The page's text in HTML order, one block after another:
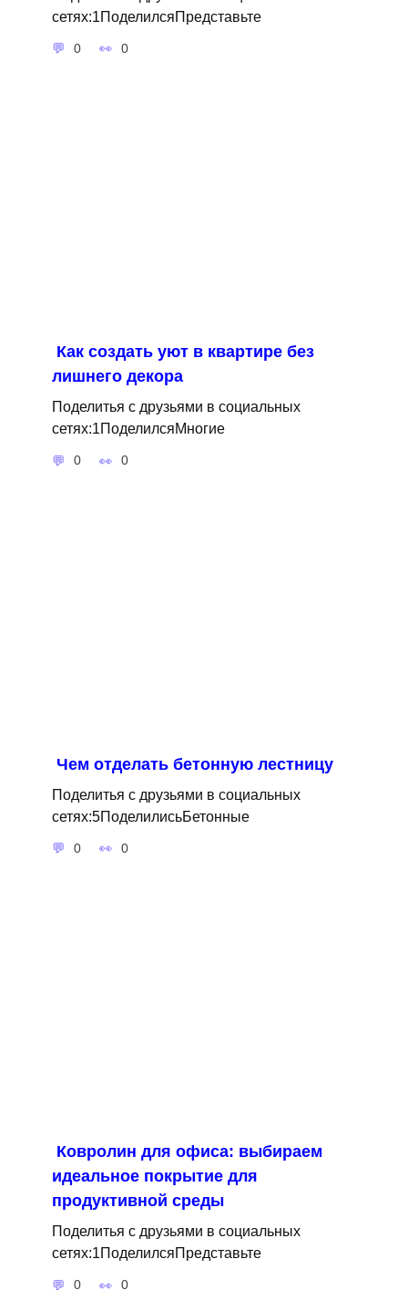
сетях:1ПоделилсяПредставьте
0 0
Как создать уют в квартире без
лишнего декора
Поделитья с друзьями в социальных
сетях:1ПоделилсяМногие
0 0
Чем отделать бетонную лестницу
Поделитья с друзьями в социальных
сетях:5ПоделилисьБетонные
0 0
Ковролин для офиса: выбираем
идеальное покрытие для
продуктивной среды
Поделитья с друзьями в социальных
сетях:1ПоделилсяПредставьте
0 0